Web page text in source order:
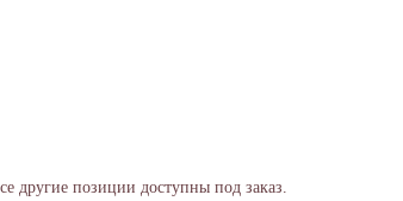
другие позиции доступны под заказ.